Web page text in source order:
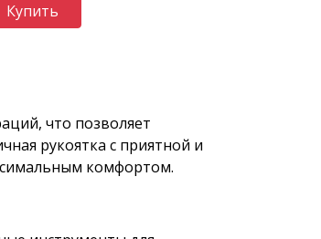
Купить
что позволяет
рукоятка с приятной и
комфортом.